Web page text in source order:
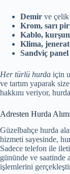
Demir ve çelik
Krom, sarı
Kablo,
Klima,
Sandviç panel
Her türlü hurda için
ve tartım yaparak
hakkını veriyor,
Adresten Hurda
Güzelbahçe hurda
hizmeti sayesinde,
Sadece telefon ile
gününde ve saatinde
işlemlerini